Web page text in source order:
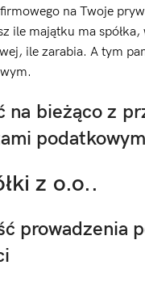
na Twoje
ile majątku ma spółka,
ile zarabia. A tym
na bieżąco z
z o.o..
prowadzenia